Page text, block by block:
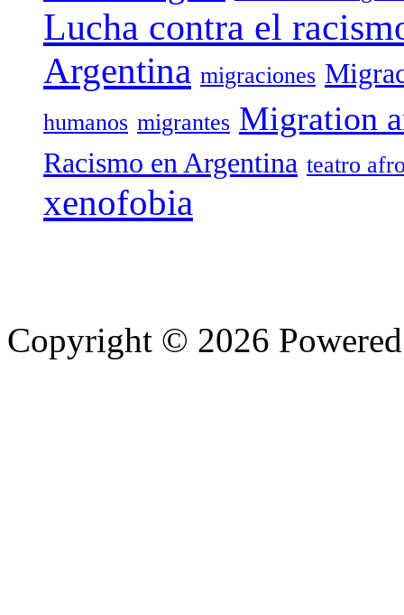
Lucha contra el
Argentina migraciones
humanos migrantes Migration
Racismo en Argentina teatro
xenofobia
Copyright © 2026